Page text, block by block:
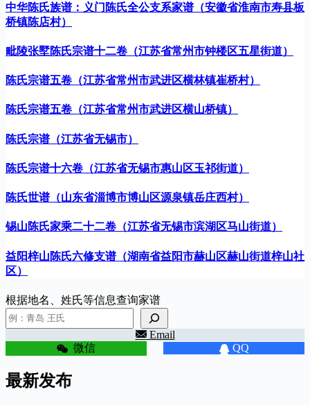
中华陈氏族谱：义门陈氏全公支系家谱（安徽省淮南市寿县板
桥镇陈店村）
毗陵张墅陈氏宗谱十二卷（江苏省常州市钟楼区五星街道）
陈氏宗谱五卷（江苏省常州市武进区横林镇崔桥村）
陈氏宗谱五卷（江苏省常州市武进区横山桥镇）
陈氏宗谱（江苏省无锡市）
陈氏宗谱十六卷（江苏省无锡市惠山区玉祁街道）
陈氏世谱（山东省淄博市博山区源泉镇岳庄西村）
锡山陈氏家乘二十二卷（江苏省无锡市滨湖区马山街道）
益阳梓山陈氏六修支谱（湖南省益阳市赫山区赫山街道梓山社
区）
根据地名、姓氏等信息查询家谱
Email
微信 QQ
最新发布